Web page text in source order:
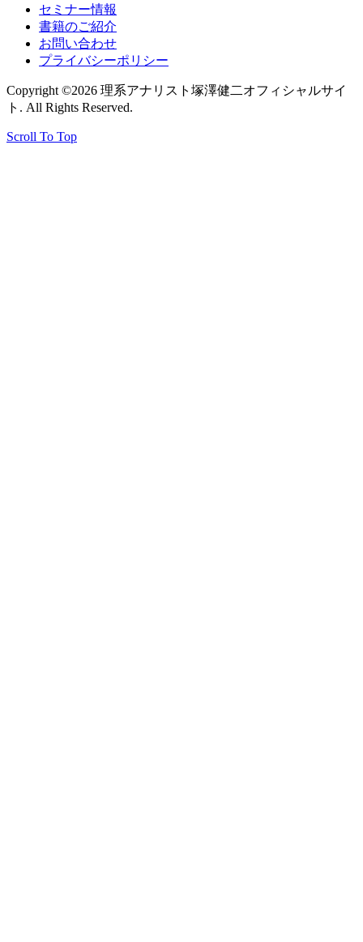
セミナー情報
書籍のご紹介
お問い合わせ
プライバシーポリシー
Copyright ©2026 理系アナリスト塚澤健二オフィシャルサイ
ト. All Rights Reserved.
Scroll To Top